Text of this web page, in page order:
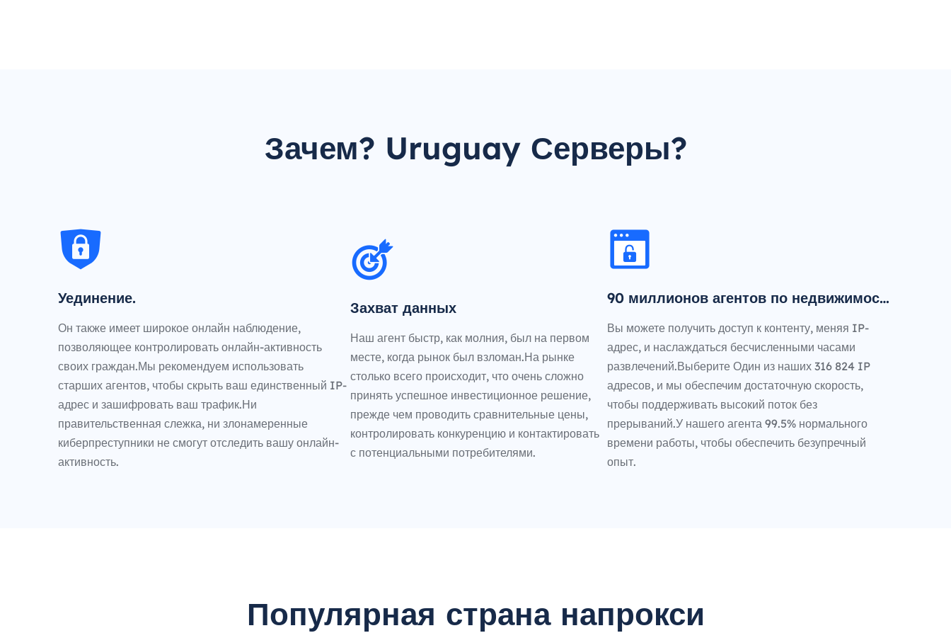
Зачем? Uruguay Серверы?
Уединение.
Он также имеет широкое онлайн наблюдение,
позволяющее контролировать онлайн-активность
своих граждан.Мы рекомендуем использовать
старших агентов, чтобы скрыть ваш единственный IP-
адрес и зашифровать ваш трафик.Ни
правительственная слежка, ни злонамеренные
киберпреступники не смогут отследить вашу онлайн-
активность.
Захват данных
Наш агент быстр, как молния, был на первом
месте, когда рынок был взломан.На рынке
столько всего происходит, что очень сложно
принять успешное инвестиционное решение,
прежде чем проводить сравнительные цены,
контролировать конкуренцию и контактировать
с потенциальными потребителями.
90 миллионов агентов по недвижимост
Вы можете получить доступ к контенту, меняя IP-
адрес, и наслаждаться бесчисленными часами
развлечений.Выберите Один из наших 316 824 IP
адресов, и мы обеспечим достаточную скорость,
чтобы поддерживать высокий поток без
прерываний.У нашего агента 99.5% нормального
времени работы, чтобы обеспечить безупречный
опыт.
Популярная страна напрокси